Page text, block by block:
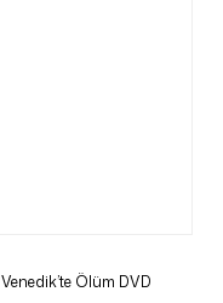
Venedik’te Ölüm DVD